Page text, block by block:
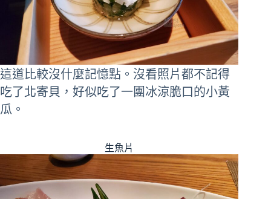
這道比較沒什麼記憶點。沒看照片都不記得
吃了北寄貝，好似吃了一團冰涼脆口的小黃
瓜。
生魚片